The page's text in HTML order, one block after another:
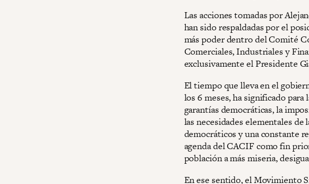
Las acciones tomadas por
han sido respaldadas por el
más poder dentro del Comité
Comerciales, Industriales y
exclusivamente el Presidente
El tiempo que lleva en el
los 6 meses, ha significado
garantías democráticas, la
las necesidades elementales
democráticos y una constante
agenda del CACIF como fin
población a más miseria,
En ese sentido, el Movimiento